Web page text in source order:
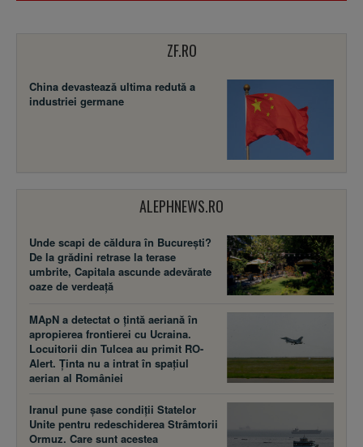
ZF.RO
China devastează ultima redută a
industriei germane
ALEPHNEWS.RO
Unde scapi de căldura în București?
De la grădini retrase la terase
umbrite, Capitala ascunde adevărate
oaze de verdeață
MApN a detectat o țintă aeriană în
apropierea frontierei cu Ucraina.
Locuitorii din Tulcea au primit RO-
Alert. Ținta nu a intrat în spațiul
aerian al României
Iranul pune șase condiții Statelor
Unite pentru redeschiderea Strâmtorii
Ormuz. Care sunt acestea